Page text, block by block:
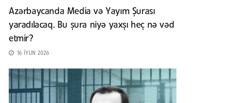
Azərbaycanda Media və Yayım Şurası
yaradılacaq. Bu şura niyə yaxşı heç nə vəd
etmir?
16 İYUN 2026